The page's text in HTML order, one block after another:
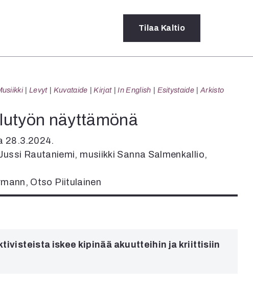
ja
ry
Tilaa Kaltio
Levyt Kuvataide Kirjat In English Esitystaide Arkisto
näyttämönä
28.3.2024.
Rautaniemi, musiikki Sanna Salmenkallio,
Otso Piitulainen
iskee kipinää akuutteihin ja kriittisiin